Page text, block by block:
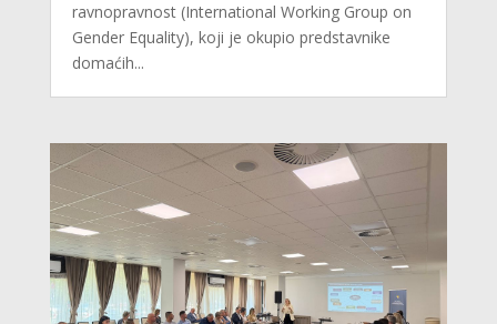
ravnopravnost (International Working Group on
Gender Equality), koji je okupio predstavnike
domaćih...